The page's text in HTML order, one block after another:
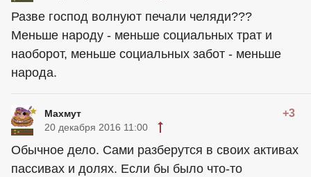
Разве господ волнуют печали челяди???
Меньше народу - меньше социальных трат и
наоборот, меньше социальных забот - меньше
народа.
Махмут +3
20 декабря 2016 11:00
Обычное дело. Сами разберутся в своих активах
пассивах и долях. Если бы было что-то